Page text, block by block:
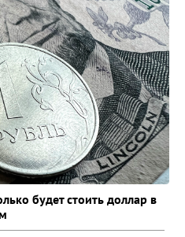
будет стоить доллар в